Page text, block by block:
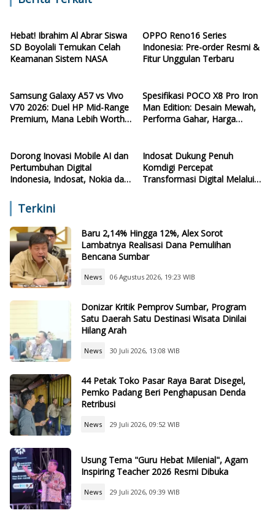
Hebat! Ibrahim Al Abrar Siswa
SD Boyolali Temukan Celah
Keamanan Sistem NASA
OPPO Reno16 Series
Indonesia: Pre-order Resmi &
Fitur Unggulan Terbaru
Samsung Galaxy A57 vs Vivo
V70 2026: Duel HP Mid-Range
Premium, Mana Lebih Worth
Spesifikasi POCO X8 Pro Iron
Man Edition: Desain Mewah,
Performa Gahar, Harga
Dorong Inovasi Mobile AI dan
Pertumbuhan Digital
Indonesia, Indosat, Nokia dan
Research Center
Indosat Dukung Penuh
Komdigi Percepat
Transformasi Digital Melalui
Terkini
Baru 2,14% Hingga 12%, Alex Sorot
Lambatnya Realisasi Dana Pemulihan
Bencana Sumbar
News 06 Agustus 2026, 19:23 WIB
Donizar Kritik Pemprov Sumbar, Program
Satu Daerah Satu Destinasi Wisata Dinilai
Hilang Arah
News 30 Juli 2026, 13:08 WIB
44 Petak Toko Pasar Raya Barat Disegel,
Pemko Padang Beri Penghapusan Denda
Retribusi
News 29 Juli 2026, 09:52 WIB
Usung Tema "Guru Hebat Milenial", Agam
Inspiring Teacher 2026 Resmi Dibuka
News 29 Juli 2026, 09:39 WIB